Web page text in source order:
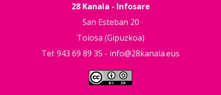
28 Kanala - Infosare
San Esteban 20
Tolosa (Gipuzkoa)
Tel: 943 69 89 35 - info@28kanala.eus